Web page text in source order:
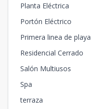
Planta Eléctrica
Portón Eléctrico
Primera linea de playa
Residencial Cerrado
Salón Multiusos
Spa
terraza